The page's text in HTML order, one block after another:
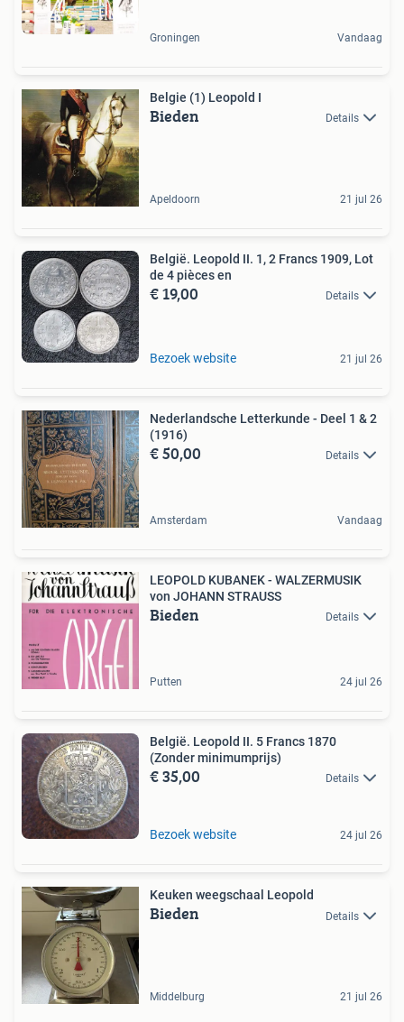
Groningen Vandaag
Belgie (1) Leopold I
Bieden Details
Apeldoorn 21 jul 26
België. Leopold II. 1, 2 Francs 1909, Lot
de 4 pièces en
€ 19,00 Details
Bezoek website 21 jul 26
Nederlandsche Letterkunde - Deel 1 & 2
(1916)
€ 50,00 Details
Amsterdam Vandaag
LEOPOLD KUBANEK - WALZERMUSIK
von JOHANN STRAUSS
Bieden Details
Putten 24 jul 26
België. Leopold II. 5 Francs 1870
(Zonder minimumprijs)
€ 35,00 Details
Bezoek website 24 jul 26
Keuken weegschaal Leopold
Bieden Details
Middelburg 21 jul 26